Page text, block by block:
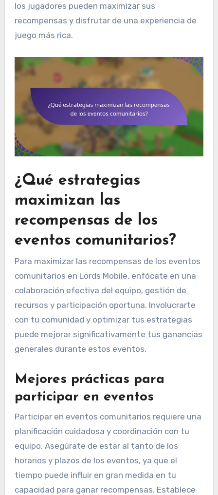
los jugadores pueden maximizar sus
recompensas y disfrutar de una experiencia de
juego más rica.
¿Qué estrategias
maximizan las
recompensas de los
eventos comunitarios?
Para maximizar las recompensas de los eventos
comunitarios en Lords Mobile, enfócate en una
colaboración efectiva del equipo, gestión de
recursos y participación oportuna. Involucrarte
con tu comunidad y optimizar tus estrategias
puede mejorar significativamente tus ganancias
generales durante estos eventos.
Mejores prácticas para
participar en eventos
Participar en eventos comunitarios requiere una
planificación cuidadosa y coordinación con tu
equipo. Asegúrate de estar al tanto de los
horarios y plazos de los eventos, ya que el
tiempo puede influir en gran medida en tu
capacidad para ganar recompensas. Establece